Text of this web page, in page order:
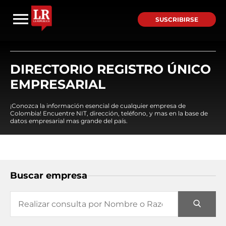
SUSCRIBIRSE
DIRECTORIO REGISTRO ÚNICO
EMPRESARIAL
¡Conozca la información esencial de cualquier empresa de
Colombia! Encuentre NIT, dirección, teléfono, y mas en la base de
datos empresarial mas grande del país.
Buscar empresa